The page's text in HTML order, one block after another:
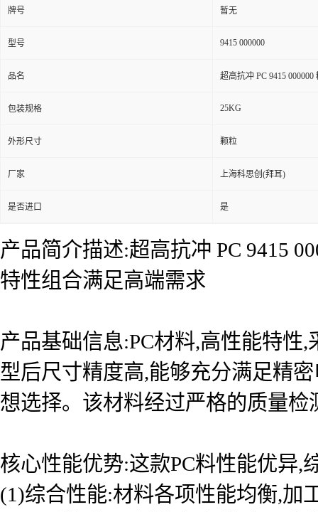
牌号 暂无
型号 9415 000000
品名 超高抗冲 PC 9415
包装规格 25KG
外形尺寸 颗粒
厂家 上海科思创(拜耳)
是否进口 是
产品简介描述:超高抗冲 PC 9415
特性组合满足高端需求
产品基础信息:PC材料,高性能特性
型后尺寸精度高,能够充分满足精
想选择。该材料经过严格的质量
核心性能优势:这款PC料性能优异,
(1)综合性能:材料各项性能均衡,加